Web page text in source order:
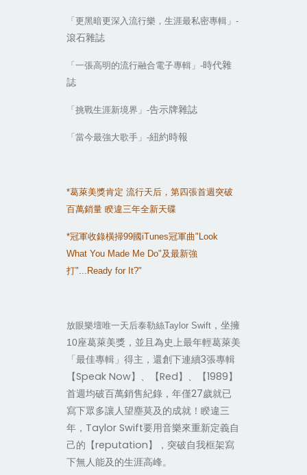
「更黑暗更深入流行樂，生涯最私密專輯」-
滾石雜誌
「一張高明的流行融合電子專輯」-時代雜
誌
「挑戰生涯新境界」-告示牌雜誌
「當今最強大歌手」-紐約時報
*葛萊美獎肯定 流行天后，第四張首週突破
百萬銷量 睽違三年全新天碟
*冠軍收錄橫掃99國iTunes冠軍曲"Look
What You Made Me Do"及最新強
打"...Ready for It?"
放眼樂壇唯一天后泰勒絲Taylor Swift，坐擁
10座葛萊美獎，並且為史上最年輕葛萊美
「最佳專輯」得主，還創下連續3張專輯
【Speak Now】、【Red】、【1989】
首週均破百萬銷售紀錄，年僅27歲就已
寫下眾多讓人望塵莫及的成就！睽違三
年，Taylor Swift要用音樂來重新定義自
己的【reputation】，突破自我框架寫
下無人能及的生涯高峰。